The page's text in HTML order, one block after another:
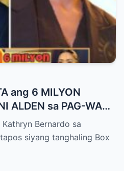
ang 6 MILYON
ALDEN sa PAG-WAGI
AWARD!
Bernardo sa
siyang tanghaling Box